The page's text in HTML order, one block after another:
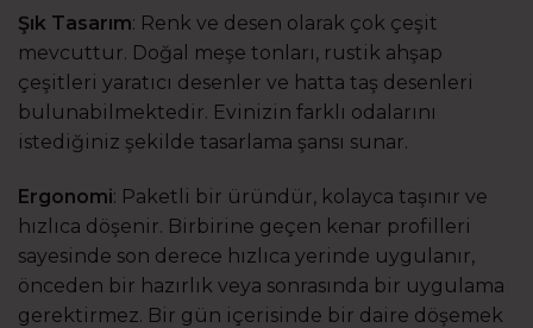
Şık Tasarım: Renk ve desen olarak çok çeşit
mevcuttur. Doğal meşe tonları, rustik ahşap
çeşitleri yaratıcı desenler ve hatta taş desenleri
bulunabilmektedir. Evinizin farklı odalarını
istediğiniz şekilde tasarlama şansı sunar.
Ergonomi: Paketli bir üründür, kolayca taşınır ve
hızlıca döşenir. Birbirine geçen kenar profilleri
sayesinde son derece hızlıca yerinde uygulanır,
önceden bir hazırlık veya sonrasında bir uygulama
gerektirmez. Bir gün içerisinde bir daire döşemek